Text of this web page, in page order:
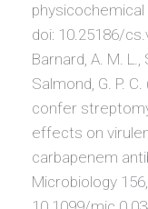
physicochemical
doi: 10.25186/
Barnard, A. M. L.,
Salmond, G. P.
confer
effects on
carbapenem
Microbiology